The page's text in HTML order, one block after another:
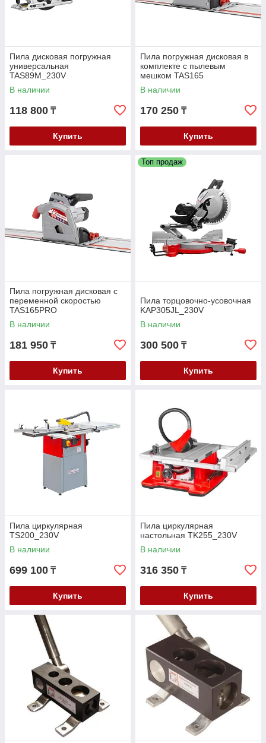
Пила дисковая погружная
универсальная
TAS89M_230V
В наличии
118 800 ₸
Купить
Пила погружная дисковая в
комплекте с пылевым
мешком TAS165
В наличии
170 250 ₸
Купить
Пила погружная дисковая с
переменной скоростью
TAS165PRO
В наличии
181 950 ₸
Купить
Топ продаж
Пила торцовочно-усовочная
KAP305JL_230V
В наличии
300 500 ₸
Купить
Пила циркулярная
TS200_230V
В наличии
699 100 ₸
Купить
Пила циркулярная
настольная TK255_230V
В наличии
316 350 ₸
Купить